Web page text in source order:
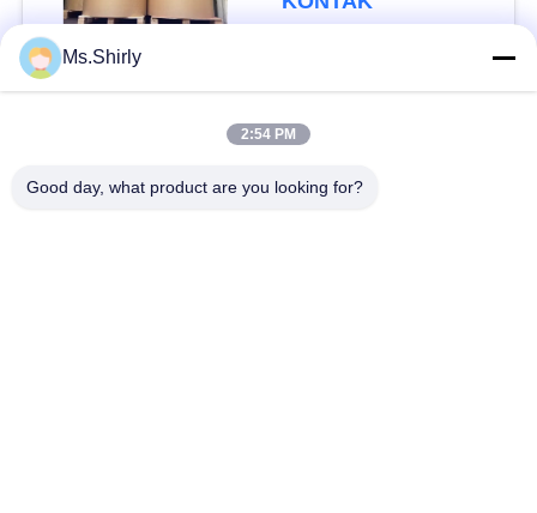
Bad Request
Kertas kraft putih
Brown Kraft Paper
Ms.Shirly
2:54 PM
Good day, what product are you looking for?